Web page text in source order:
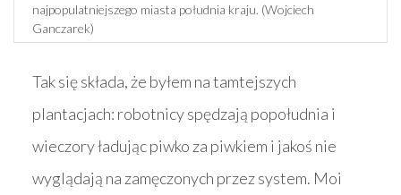
najpopulatniejszego miasta południa kraju. (Wojciech
Ganczarek)
Tak się składa, że byłem na tamtejszych
plantacjach: robotnicy spędzają popołudnia i
wieczory ładując piwko za piwkiem i jakoś nie
wyglądają na zamęczonych przez system. Moi